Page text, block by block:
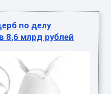
по делу
8,6 млрд рублей